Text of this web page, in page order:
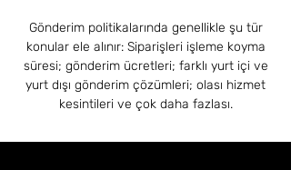
Gönderim politikalarında genellikle şu tür
konular ele alınır: Siparişleri işleme koyma
süresi; gönderim ücretleri; farklı yurt içi ve
yurt dışı gönderim çözümleri; olası hizmet
kesintileri ve çok daha fazlası.